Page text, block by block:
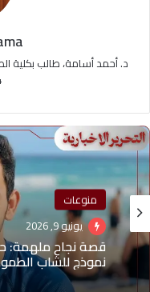
د. أحمد أسامة، طالب بكلية
منوعات
يونيو 9, 2026
قصة نجاح ملهمة:
نموذج للشاب